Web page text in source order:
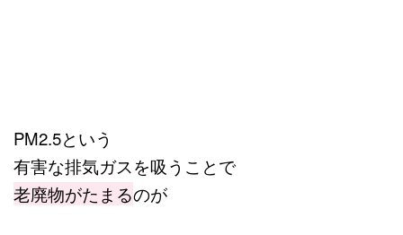
PM2.5という
有害な排気ガスを吸うことで
老廃物がたまるのが